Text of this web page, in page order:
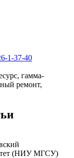
1-37-40
гамма-
ремонт,
(НИУ МГСУ)